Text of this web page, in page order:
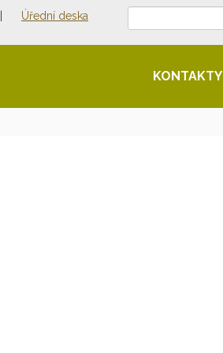
Úřední deska
KONTAKTY